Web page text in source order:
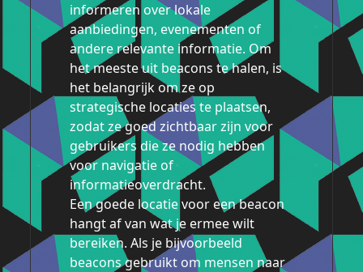
informeren over lokale
aanbiedingen, evenementen of
andere relevante informatie. Om
het meeste uit beacons te halen, is
het belangrijk om ze op
strategische locaties te plaatsen,
zodat ze goed zichtbaar zijn voor
gebruikers die ze nodig hebben
voor navigatie of
informatieoverdracht.
Een goede locatie voor een beacon
hangt af van wat je ermee wilt
bereiken. Als je bijvoorbeeld
beacons gebruikt om mensen naar